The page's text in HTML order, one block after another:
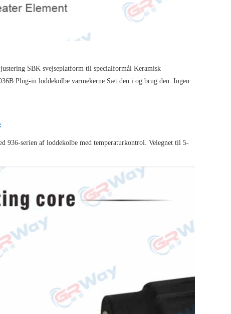
SBK svejseplatform til specialformål Keramisk
Plug-in loddekolbe varmekerne Sæt den i og brug den. Ingen
936-serien af ​​loddekolbe med temperaturkontrol. Velegnet til 5-